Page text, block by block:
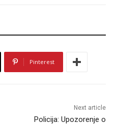
Pinterest
Next article
Policija: Upozorenje o